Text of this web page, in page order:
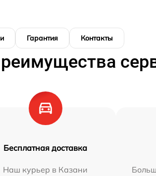
Гарантия Контакты
Бесплатная доставка
Наш курьер в Казани